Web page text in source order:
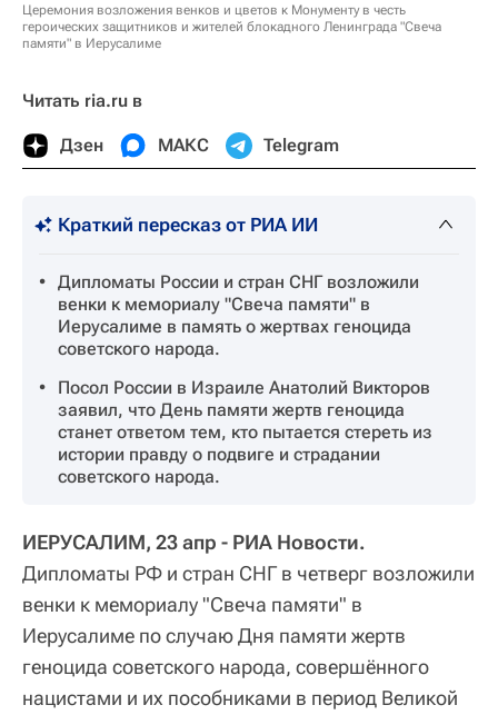
Церемония возложения венков и цветов к Монументу в честь
героических защитников и жителей блокадного Ленинграда "Свеча
памяти" в Иерусалиме
Читать ria.ru в
Дзен МАКС Telegram
Краткий пересказ от РИА ИИ
Дипломаты России и стран СНГ возложили
венки к мемориалу "Свеча памяти" в
Иерусалиме в память о жертвах геноцида
советского народа.
Посол России в Израиле Анатолий Викторов
заявил, что День памяти жертв геноцида
станет ответом тем, кто пытается стереть из
истории правду о подвиге и страдании
советского народа.
ИЕРУСАЛИМ, 23 апр - РИА Новости.
Дипломаты РФ и стран СНГ в четверг возложили
венки к мемориалу "Свеча памяти" в
Иерусалиме по случаю Дня памяти жертв
геноцида советского народа, совершённого
нацистами и их пособниками в период Великой